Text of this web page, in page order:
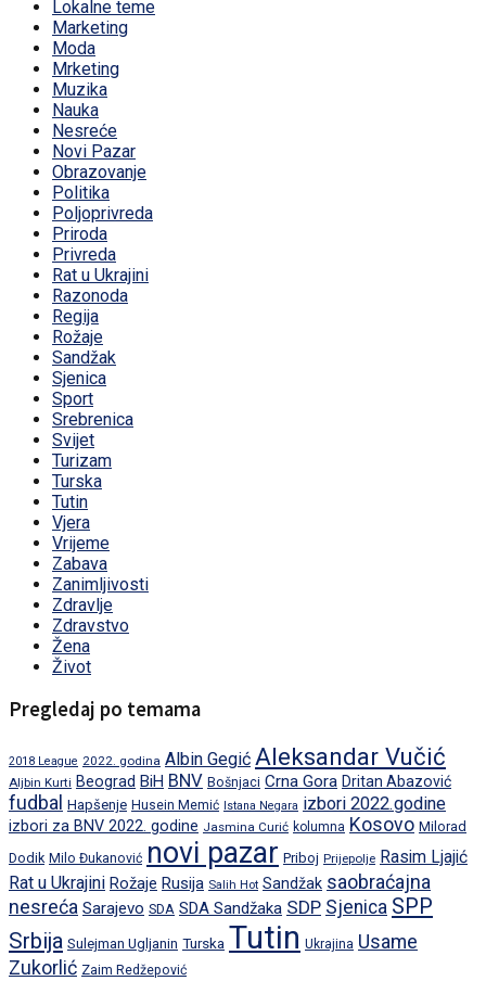
Lokalne teme
Marketing
Moda
Mrketing
Muzika
Nauka
Nesreće
Novi Pazar
Obrazovanje
Politika
Poljoprivreda
Priroda
Privreda
Rat u Ukrajini
Razonoda
Regija
Rožaje
Sandžak
Sjenica
Sport
Srebrenica
Svijet
Turizam
Turska
Tutin
Vjera
Vrijeme
Zabava
Zanimljivosti
Zdravlje
Zdravstvo
Žena
Život
Pregledaj po temama
2018 League 2022. godina Albin Gegić Aleksandar Vučić
Aljbin Kurti Beograd BiH BNV Bošnjaci Crna Gora Dritan Abazović
fudbal Hapšenje Husein Memić Istana Negara izbori 2022.godine
izbori za BNV 2022. godine Jasmina Curić kolumna Kosovo Milorad
Dodik Milo Đukanović novi pazar Priboj Prijepolje Rasim Ljajić
Rat u Ukrajini Rožaje Rusija Salih Hot Sandžak saobraćajna
nesreća Sarajevo SDA SDA Sandžaka SDP Sjenica SPP
Srbija Sulejman Ugljanin Turska Tutin Ukrajina Usame
Zukorlić Zaim Redžepović